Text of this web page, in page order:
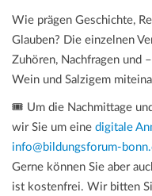
Wie prägen Geschichte,
Glauben? Die einzelnen
Zuhören, Nachfragen und
Wein und Salzigem
🎟️ Um die Nachmittage
wir Sie um eine digitale
info@bildungsforum-
Gerne können Sie aber
ist kostenfrei. Wir bitten